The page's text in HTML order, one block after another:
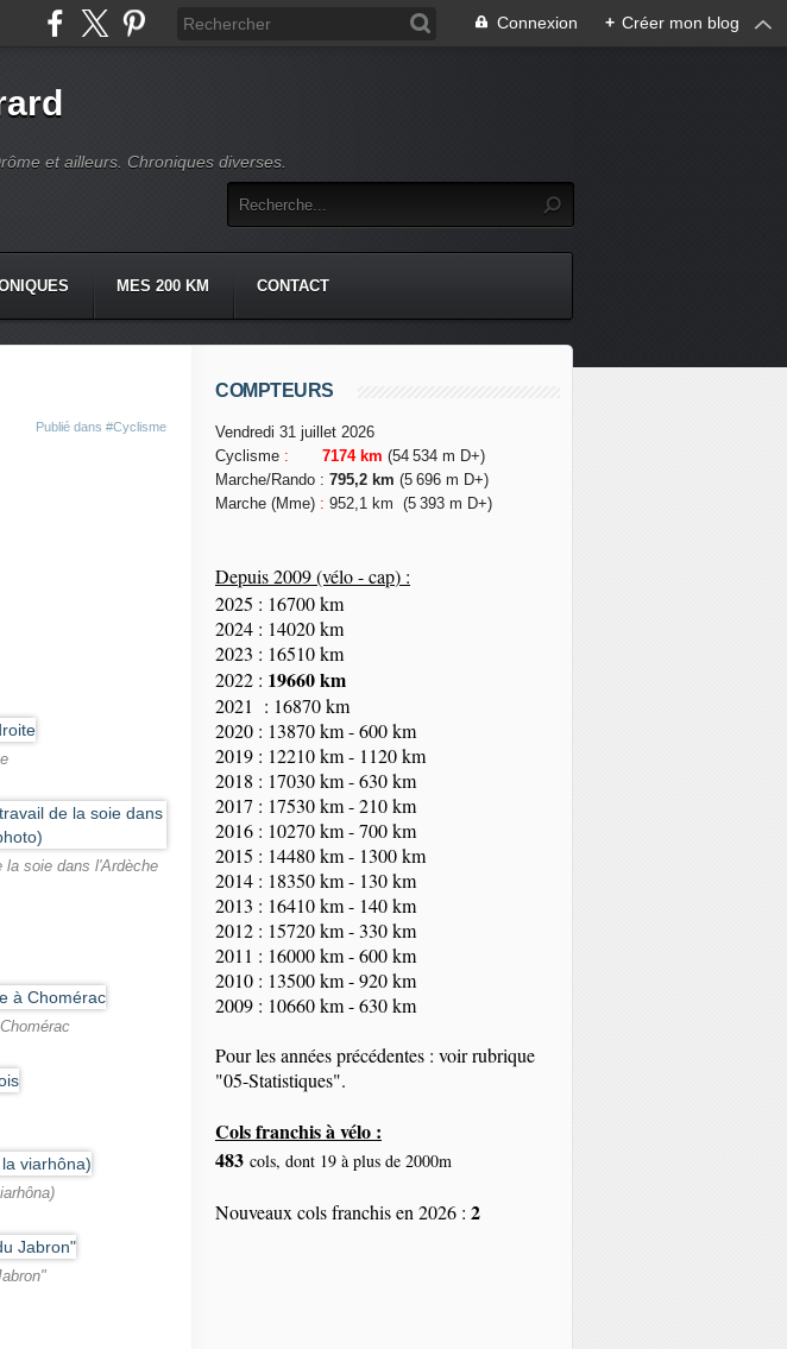
Connexion + Créer mon blog
et ailleurs. Chroniques diverses.
MES 200 KM CONTACT
Publié dans #Cyclisme
la soie dans l'Ardèche
COMPTEURS
Vendredi 31 juillet 2026
Cyclisme : 7174 km (54 534 m D+)
Marche/Rando : 795,2 km (5 696 m D+)
Marche (Mme) : 952,1 km (5 393 m D+)
Depuis 2009 (vélo - cap) :
2025 : 16700 km
2024 : 14020 km
2023 : 16510 km
2022 : 19660 km
2021 : 16870 km
2020 : 13870 km - 600 km
2019 : 12210 km - 1120 km
2018 : 17030 km - 630 km
2017 : 17530 km - 210 km
2016 : 10270 km - 700 km
2015 : 14480 km - 1300 km
2014 : 18350km- 130 km
2013 : 16410 km - 140 km
2012 : 15720 km - 330 km
2011 : 16000 km - 600 km
2010 : 13500 km - 920 km
2009 : 10660 km - 630 km
Pour les années précédentes : voir rubrique
"05-Statistiques".
Cols franchis à vélo :
483 cols, dont 19 à plus de 2000m
Nouveaux cols franchis en 2026 : 2